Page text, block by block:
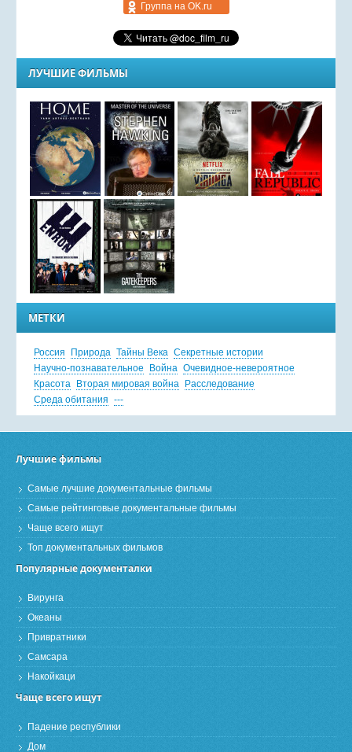
Группа на OK.ru
ЛУЧШИЕ ФИЛЬМЫ
МЕТКИ
Россия Природа Тайны Века Секретные истории
Научно-познавательное
Война Очевидное-невероятное
Красота
Вторая мировая война
Расследование
Среда обитания ---
Лучшие фильмы
Самые лучшие документальные фильмы
Самые рейтинговые документальные фильмы
Чаще всего ищут
Топ документальных фильмов
Популярные документалки
Вирунга
Океаны
Привратники
Самсара
Накойкаци
Чаще всего ищут
Падение республики
Дом